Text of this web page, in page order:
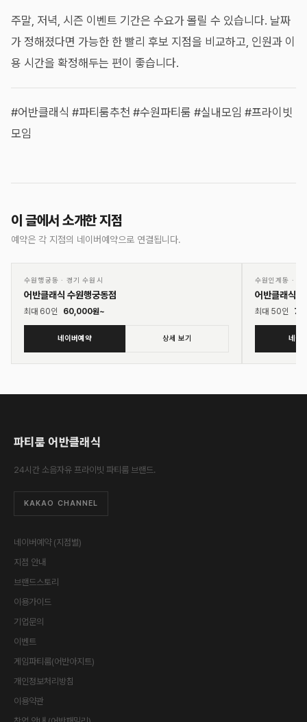
주말, 저녁, 시즌 이벤트 기간은 수요가 몰릴 수 있습니다. 날짜
가 정해졌다면 가능한 한 빨리 후보 지점을 비교하고, 인원과 이
용 시간을 확정해두는 편이 좋습니다.
#어반클래식 #파티룸추천 #수원파티룸 #실내모임 #프라이빗
모임
이 글에서 소개한 지점
예약은 각 지점의 네이버예약으로 연결됩니다.
01
수원행궁동 · 경기 수원시
어반클래식 수원행궁동점
최대 60인 60,000원~
네이버예약 상세 보기
02
수원인계동 ·
어반클래식
최대 50인
네이
파티룸 어반클래식
24시간 소음자유 프라이빗 파티룸 브랜드.
KAKAO CHANNEL
네이버예약 (지점별)
지점 안내
브랜드스토리
이용가이드
기업문의
이벤트
게임파티룸(어반아지트)
개인정보처리방침
이용약관